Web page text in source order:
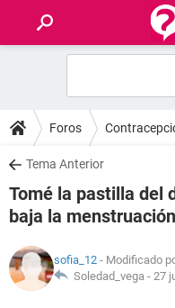
FOROS
SALUD
FAMILIA
NUTRICIÓN
Foros
Tema Anterior
Tomé la pastilla del
baja la menstruación
sofia_12 - Modificado
Soledad_vega - 27